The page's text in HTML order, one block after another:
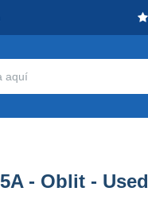
- Oblit - Used